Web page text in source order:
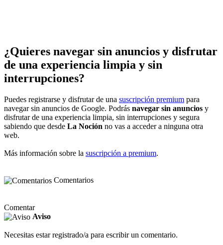
¿Quieres navegar sin anuncios y disfrutar
de una experiencia limpia y sin
interrupciones?
Puedes registrarse y disfrutar de una suscripción premium para
navegar sin anuncios de Google. Podrás navegar sin anuncios y
disfrutar de una experiencia limpia, sin interrupciones y segura
sabiendo que desde La Noción no vas a acceder a ninguna otra
web.
Más información sobre la suscripción a premium.
Comentarios
Comentar
Aviso
Necesitas estar registrado/a para escribir un comentario.